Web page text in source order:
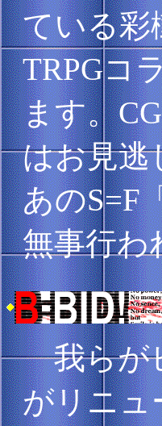
ている彩
TRPGコ
ます。
はお見逃
あのS=F
無事行わ
我らが
がリニュ